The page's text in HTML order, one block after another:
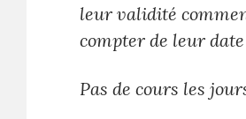
leur validité
compter de leur
Pas de cours les